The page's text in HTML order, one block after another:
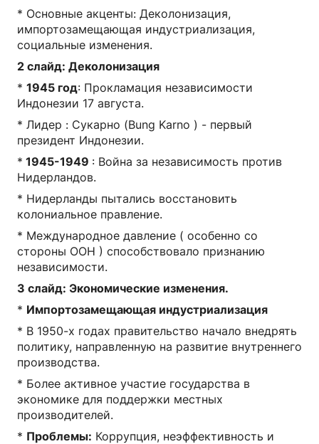
* Основные акценты: Деколонизация,
импортозамещающая индустриализация,
социальные изменения.
2 слайд: Деколонизация
* 1945 год: Прокламация независимости
Индонезии 17 августа.
* Лидер : Сукарно (Bung Karno ) - первый
президент Индонезии.
* 1945-1949 : Война за независимость против
Нидерландов.
* Нидерланды пытались восстановить
колониальное правление.
* Международное давление ( особенно со
стороны ООН ) способствовало признанию
независимости.
3 слайд: Экономические изменения.
* Импортозамещающая индустриализация
* В 1950-х годах правительство начало внедрять
политику, направленную на развитие внутреннего
производства.
* Более активное участие государства в
экономике для поддержки местных
производителей.
* Проблемы: Коррупция, неэффективность и